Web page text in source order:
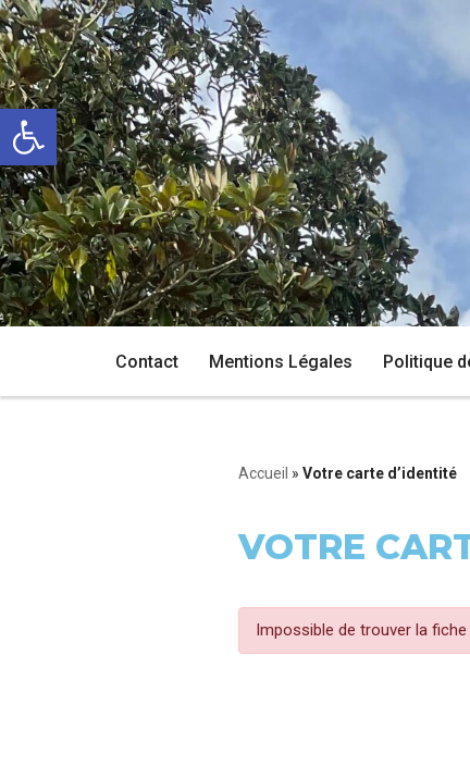
Ouvrir la barre d’outils
Aller
au
contenu
Contact Mentions Légales Politique
Accueil » Votre carte d’identité
VOTRE
Impossible de trouver la fiche